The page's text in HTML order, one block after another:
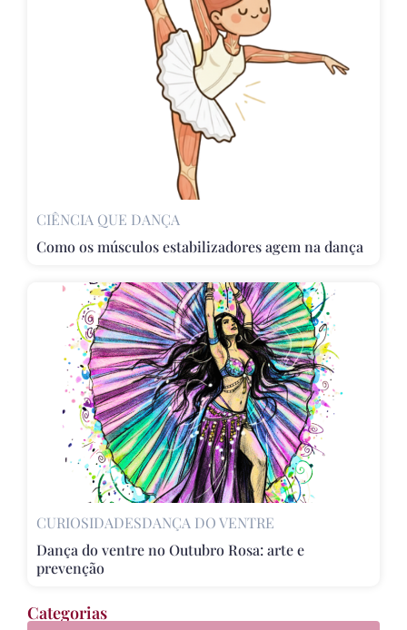
CIÊNCIA QUE DANÇA
Como os músculos estabilizadores agem na dança
CURIOSIDADESDANÇA DO VENTRE
Dança do ventre no Outubro Rosa: arte e
prevenção
Categorias